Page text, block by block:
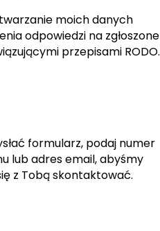
moich danych
odpowiedzi na zgłoszone
przepisami RODO.
formularz, podaj numer
lub adres email, abyśmy
z Tobą skontaktować.